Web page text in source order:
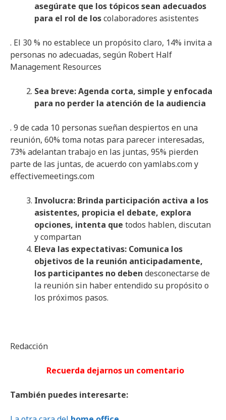
asegúrate que los tópicos sean adecuados
para el rol de loscolaboradores asistentes
. El 30 % no establece un propósito claro, 14% invita a
personas no adecuadas, según Robert Half
Management Resources
Sea breve: Agenda corta, simple y enfocada
para no perder la atención de la audiencia
. 9 de cada 10 personas sueñan despiertos en una
reunión, 60% toma notas para parecer interesadas,
73% adelantan trabajo en las juntas, 95% pierden
parte de las juntas, de acuerdo con yamlabs.com y
effectivemeetings.com
Involucra: Brinda participación activa a los
asistentes, propicia el debate, explora
opciones, intenta que todos hablen, discutan
y compartan
Eleva las expectativas: Comunica los
objetivos de la reunión anticipadamente,
los participantes no deben desconectarse de
la reunión sin haber entendido su propósito o
los próximos pasos.
Redacción
Recuerda dejarnos un comentario
También puedes interesarte: